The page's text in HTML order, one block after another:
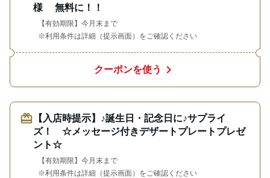
様 無料に！！
【有効期限】今月末まで
※利用条件は詳細（提示画面）をご確認ください
クーポンを使う chevron_right
redeem 【入店時提示】♪誕生日・記念日に♪サプライ
ズ！ ☆メッセージ付きデザートプレートプレゼ
ント☆
【有効期限】今月末まで
※利用条件は詳細（提示画面）をご確認ください